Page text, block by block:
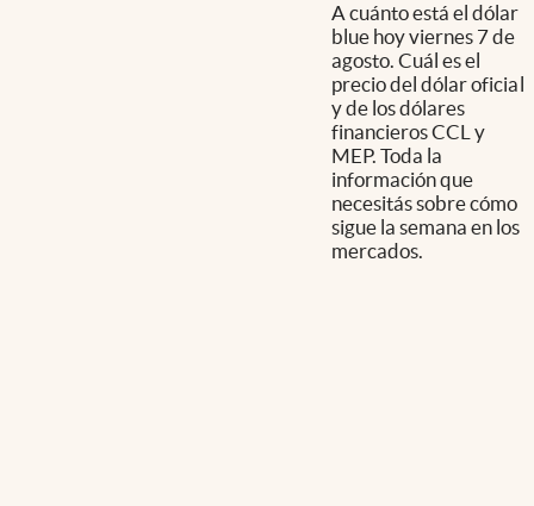
A cuánto está el dólar
blue hoy viernes 7 de
agosto. Cuál es el
precio del dólar oficial
y de los dólares
financieros CCL y
MEP. Toda la
información que
necesitás sobre cómo
sigue la semana en los
mercados.